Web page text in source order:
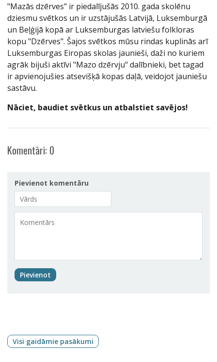
"Mazās dzērves" ir piedalījušās 2010. gada skolēnu
dziesmu svētkos un ir uzstājušās Latvijā, Luksemburgā
un Beļģijā kopā ar Luksemburgas latviešu folkloras
kopu "Dzērves". Šajos svētkos mūsu rindas kuplinās arī
Luksemburgas Eiropas skolas jaunieši, daži no kuriem
agrāk bijuši aktīvi "Mazo dzērvju" dalībnieki, bet tagad
ir apvienojušies atsevišķā kopas daļā, veidojot jauniešu
sastāvu.
Nāciet, baudiet svētkus un atbalstiet savējos!
Komentāri: 0
Pievienot komentāru
Pievienot
Visi gaidāmie pasākumi